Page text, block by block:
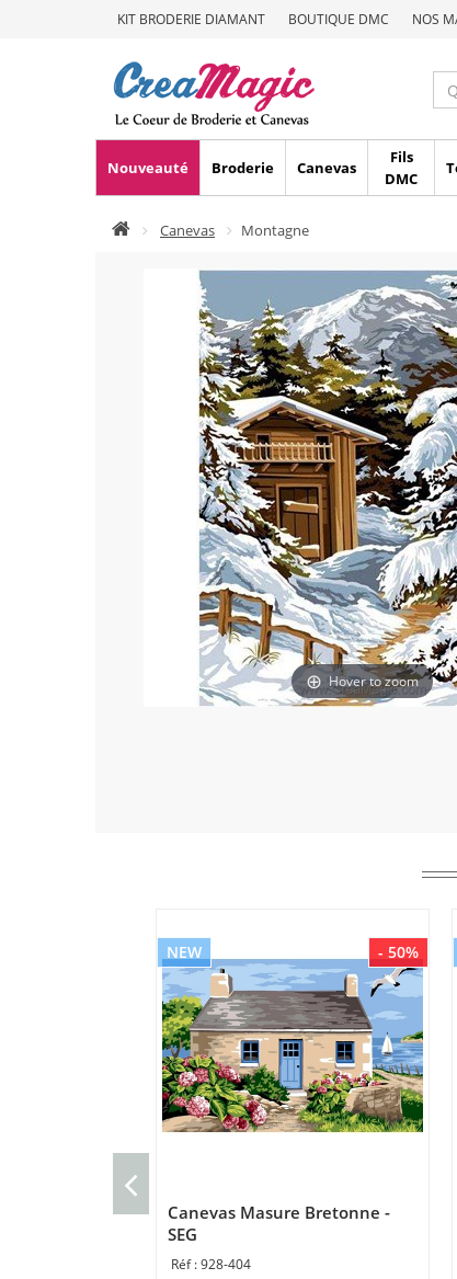
KIT BRODERIE DIAMANT BOUTIQUE DMC NOS
Nouveauté Broderie Canevas
Fils
DMC
Canevas Montagne
Hover to zoom
- 50%
NEW
Canevas Masure Bretonne -
SEG
928-404